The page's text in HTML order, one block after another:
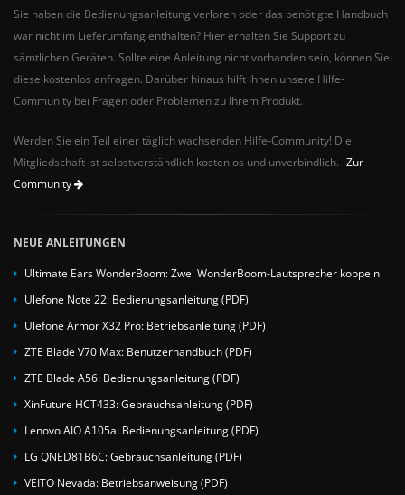
Sie haben die Bedienungsanleitung verloren oder das benötigte Handbuch
war nicht im Lieferumfang enthalten? Hier erhalten Sie Support zu
sämtlichen Geräten. Sollte eine Anleitung nicht vorhanden sein, können Sie
diese kostenlos anfragen. Darüber hinaus hilft Ihnen unsere Hilfe-
Community bei Fragen oder Problemen zu Ihrem Produkt.
Werden Sie ein Teil einer täglich wachsenden Hilfe-Community! Die
Mitgliedschaft ist selbstverständlich kostenlos und unverbindlich. Zur
Community
NEUE ANLEITUNGEN
Ultimate Ears WonderBoom: Zwei WonderBoom-Lautsprecher koppeln
Ulefone Note 22: Bedienungsanleitung (PDF)
Ulefone Armor X32 Pro: Betriebsanleitung (PDF)
ZTE Blade V70 Max: Benutzerhandbuch (PDF)
ZTE Blade A56: Bedienungsanleitung (PDF)
XinFuture HCT433: Gebrauchsanleitung (PDF)
Lenovo AIO A105a: Bedienungsanleitung (PDF)
LG QNED81B6C: Gebrauchsanleitung (PDF)
VEITO Nevada: Betriebsanweisung (PDF)